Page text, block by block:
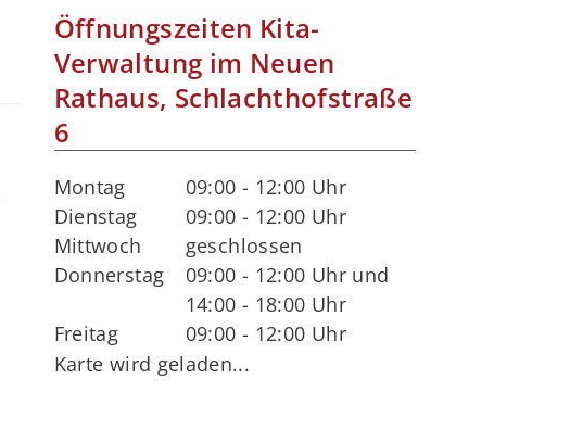
Öffnungszeiten Kita-
Verwaltung im Neuen
Rathaus, Schlachthofstraße
6
Montag
09:00 - 12:00 Uhr
Dienstag
09:00 - 12:00 Uhr
Mittwoch
geschlossen
Donnerstag
09:00 - 12:00 Uhr und
14:00 - 18:00 Uhr
Freitag
09:00 - 12:00 Uhr
Karte wird geladen...